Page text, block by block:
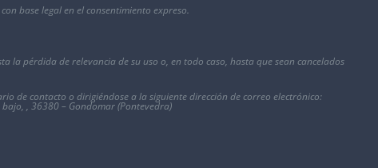
base legal en el consentimiento expreso.
pérdida de relevancia de su uso o, en todo caso, hasta que sean cancelados
de contacto o dirigiéndose a la siguiente dirección de correo electrónico:
bajo, , 36380 – Gondomar (Pontevedra)